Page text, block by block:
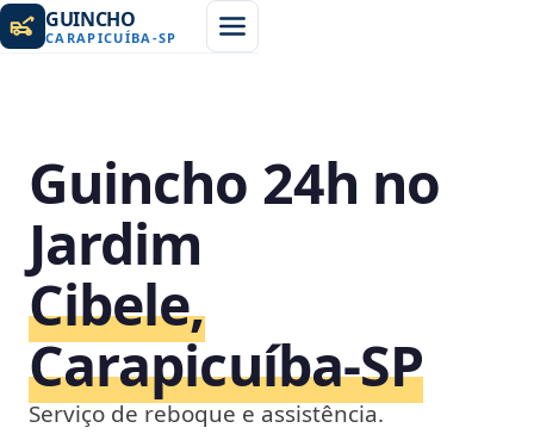
GUINCHO
CARAPICUÍBA -SP
Guincho 24h no
Jardim
Cibele,
Carapicuíba‑SP
Serviço de reboque e assistência.